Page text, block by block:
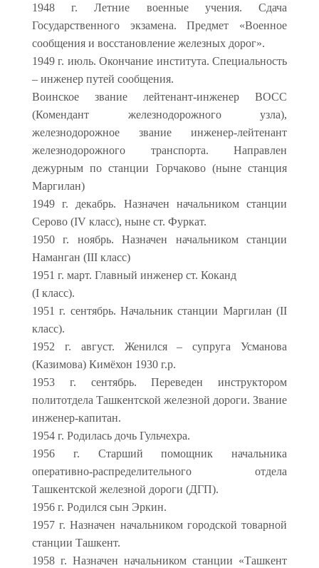
1948 г. Летние военные учения. Сдача
Государственного экзамена. Предмет «Военное
сообщения и восстановление железных дорог».
1949 г. июль. Окончание института. Специальность
– инженер путей сообщения.
Воинское звание лейтенант-инженер ВОСС
(Комендант железнодорожного узла),
железнодорожное звание инженер-лейтенант
железнодорожного транспорта. Направлен
дежурным по станции Горчаково (ныне станция
Маргилан)
1949 г. декабрь. Назначен начальником станции
Серово (IV класс), ныне ст. Фуркат.
1950 г. ноябрь. Назначен начальником станции
Наманган (III класс)
1951 г. март. Главный инженер ст. Коканд
(I класс).
1951 г. сентябрь. Начальник станции Маргилан (II
класс).
1952 г. август. Женился – супруга Усманова
(Казимова) Кимёхон 1930 г.р.
1953 г. сентябрь. Переведен инструктором
политотдела Ташкентской железной дороги. Звание
инженер-капитан.
1954 г. Родилась дочь Гульчехра.
1956 г. Старший помощник начальника
оперативно-распределительного отдела
Ташкентской железной дороги (ДГП).
1956 г. Родился сын Эркин.
1957 г. Назначен начальником городской товарной
станции Ташкент.
1958 г. Назначен начальником станции «Ташкент